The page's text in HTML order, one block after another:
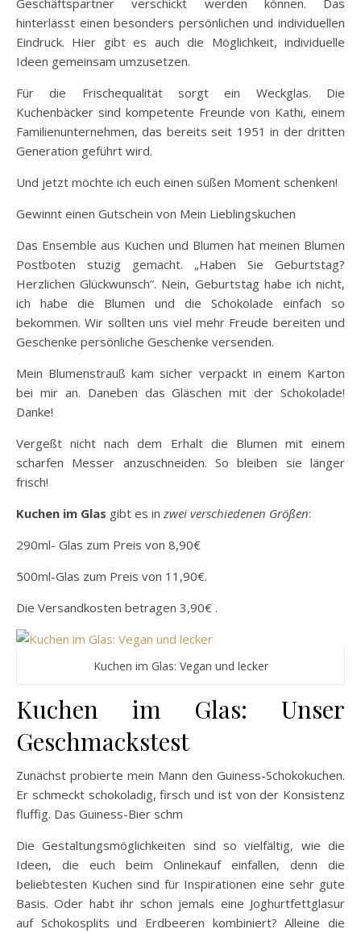
Geschäftspartner verschickt werden können. Das
hinterlässt einen besonders persönlichen und individuellen
Eindruck. Hier gibt es auch die Möglichkeit, individuelle
Ideen gemeinsam umzusetzen.
Für die Frischequalität sorgt ein Weckglas. Die
Kuchenbäcker sind kompetente Freunde von Kathi, einem
Familienunternehmen, das bereits seit 1951 in der dritten
Generation geführt wird.
Und jetzt möchte ich euch einen süßen Moment schenken!
Gewinnt einen Gutschein von Mein Lieblingskuchen
Das Ensemble aus Kuchen und Blumen hat meinen Blumen
Postboten stuzig gemacht. „Haben Sie Geburtstag?
Herzlichen Glückwunsch“. Nein, Geburtstag habe ich nicht,
ich habe die Blumen und die Schokolade einfach so
bekommen. Wir sollten uns viel mehr Freude bereiten und
Geschenke persönliche Geschenke versenden.
Mein Blumenstrauß kam sicher verpackt in einem Karton
bei mir an. Daneben das Gläschen mit der Schokolade!
Danke!
Vergeßt nicht nach dem Erhalt die Blumen mit einem
scharfen Messer anzuschneiden. So bleiben sie länger
frisch!
Kuchen im Glas gibt es in zwei verschiedenen Größen:
290ml- Glas zum Preis von 8,90€
500ml-Glas zum Preis von 11,90€.
Die Versandkosten betragen 3,90€ .
Kuchen im Glas: Vegan und lecker
Kuchen im Glas: Unser
Geschmackstest
Zunächst probierte mein Mann den Guiness-Schokokuchen.
Er schmeckt schokoladig, firsch und ist von der Konsistenz
fluffig. Das Guiness-Bier schm
Die Gestaltungsmöglichkeiten sind so vielfältig, wie die
Ideen, die euch beim Onlinekauf einfallen, denn die
beliebtesten Kuchen sind für Inspirationen eine sehr gute
Basis. Oder habt ihr schon jemals eine Joghurtfettglasur
auf Schokosplits und Erdbeeren kombiniert? Alleine die